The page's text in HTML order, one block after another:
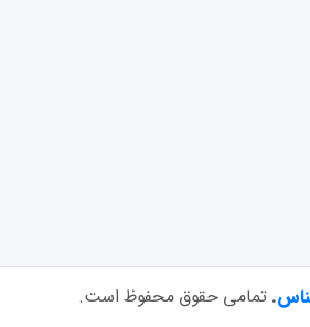
. تمامی حقوق محفوظ است.